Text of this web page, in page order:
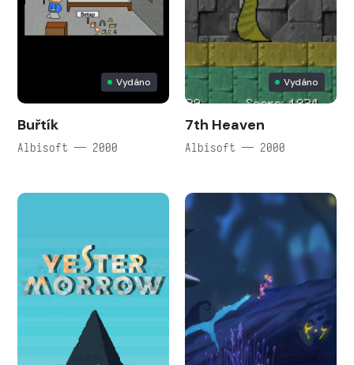
Vydáno
Buřtík
Albisoft — 2000
Vydáno
7th Heaven
Albisoft — 2000